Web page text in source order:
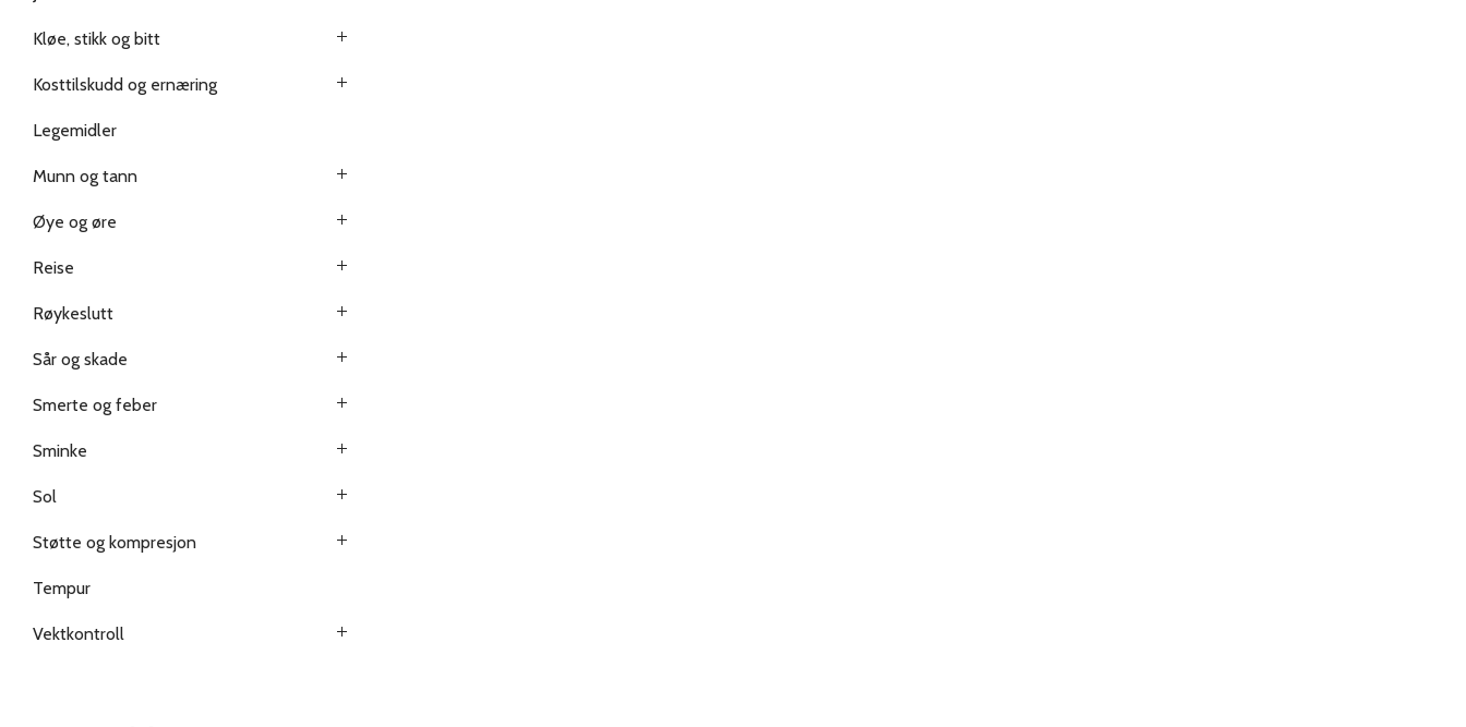
Kløe, stikk og bitt
Kosttilskudd og ernæring
Legemidler
Munn og tann
Øye og øre
Reise
Røykeslutt
Sår og skade
Smerte og feber
Sminke
Sol
Støtte og kompresjon
Tempur
Vektkontroll